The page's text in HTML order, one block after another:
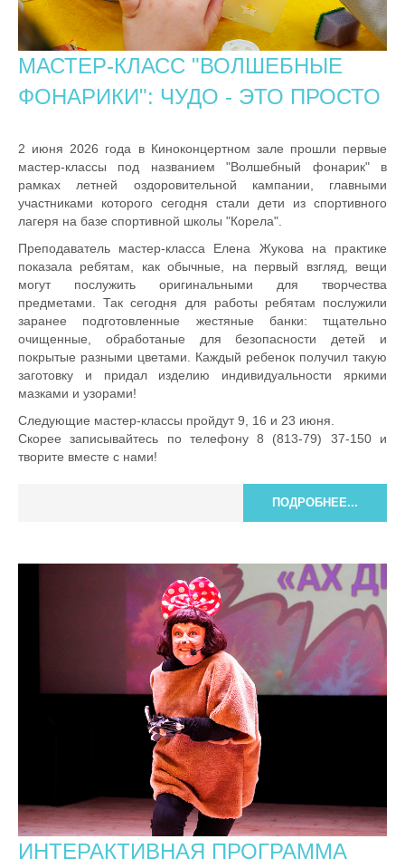
МАСТЕР-КЛАСС "ВОЛШЕБНЫЕ
ФОНАРИКИ": ЧУДО - ЭТО ПРОСТО
2 июня 2026 года в Киноконцертном зале прошли первые
мастер-классы под названием "Волшебный фонарик" в
рамках летней оздоровительной кампании, главными
участниками которого сегодня стали дети из спортивного
лагеря на базе спортивной школы "Корела".
Преподаватель мастер-класса Елена Жукова на практике
показала ребятам, как обычные, на первый взгляд, вещи
могут послужить оригинальными для творчества
предметами. Так сегодня для работы ребятам послужили
заранее подготовленные жестяные банки: тщательно
очищенные, обработаные для безопасности детей и
покрытые разными цветами. Каждый ребенок получил такую
заготовку и придал изделию индивидуальности яркими
мазками и узорами!
Следующие мастер-классы пройдут 9, 16 и 23 июня.
Скорее записывайтесь по телефону 8 (813-79) 37-150 и
творите вместе с нами!
ПОДРОБНЕЕ...
ИНТЕРАКТИВНАЯ ПРОГРАММА